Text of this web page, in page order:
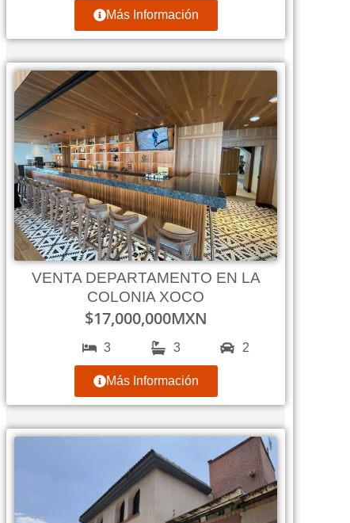
Más Información
VENTA DEPARTAMENTO EN LA
COLONIA XOCO
$17,000,000MXN
3 3 2
Más Información